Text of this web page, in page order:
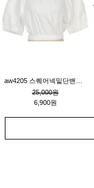
25,000원
6,900원